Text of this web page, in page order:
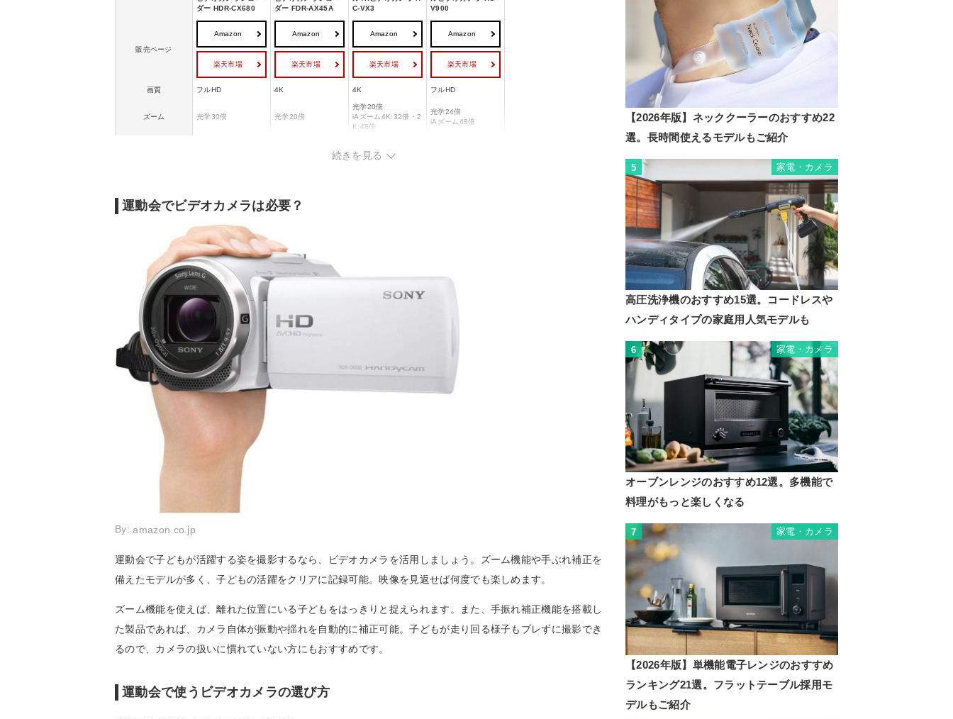
ダー HDR-CX680
ダー FDR-AX45A
C-VX3
V900
販売ページ
Amazon
楽天市場
Amazon
楽天市場
Amazon
楽天市場
Amazon
楽天市場
画質 フルHD 4K 4K フルHD
ズーム 光学30倍 光学20倍
光学20倍
iAズーム4K:32倍・2
K:48倍
光学24倍
iAズーム48倍
手ブレ補正
バッテリー持続時間 約1時間55分 約2時間40分
続きを見る
運動会でビデオカメラは必要？
By:amazon.co.jp
運動会で子どもが活躍する姿を撮影するなら、ビデオカメラを活用しましょう。ズーム機能や手ぶれ補正を
備えたモデルが多く、子どもの活躍をクリアに記録可能。映像を見返せば何度でも楽しめます。
ズーム機能を使えば、離れた位置にいる子どもをはっきりと捉えられます。また、手振れ補正機能を搭載し
た製品であれば、カメラ自体が振動や揺れを自動的に補正可能。子どもが走り回る様子もブレずに撮影でき
るので、カメラの扱いに慣れていない方にもおすすめです。
運動会で使うビデオカメラの選び方
【2026年版】ネッククーラーのおすすめ22
選。長時間使えるモデルもご紹介
5 家電・カメラ
高圧洗浄機のおすすめ15選。コードレスや
ハンディタイプの家庭用人気モデルも
6 家電・カメラ
オーブンレンジのおすすめ12選。多機能で
料理がもっと楽しくなる
7 家電・カメラ
【2026年版】単機能電子レンジのおすすめ
ランキング21選。フラットテーブル採用モ
デルもご紹介